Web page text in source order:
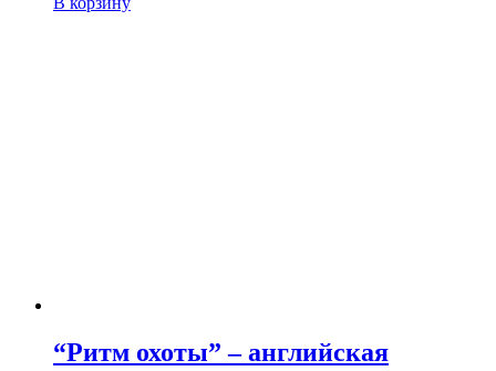
“Ритм охоты” – английская